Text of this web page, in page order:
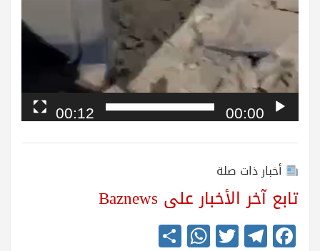
00:00
00:12
أخبار ذات صلة
تابع آخر الأخبار على Baznews
Fa
Te
T
W